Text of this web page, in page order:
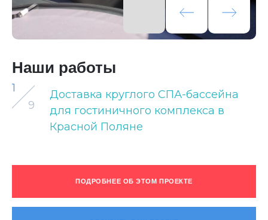
Наши работы
1
9
Доставка круглого СПА-бассейна
для гостиничного комплекса в
Красной Поляне
ПОДРОБНЕЕ ОБ ЭТОМ ПРОЕКТЕ